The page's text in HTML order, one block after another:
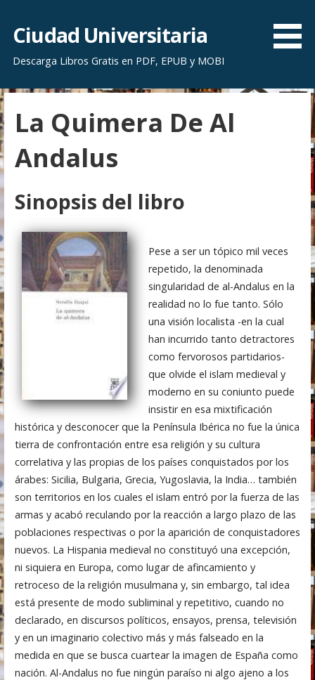
r
a
l
c
o
n
e
n
i
d
o
Ciudad Universitaria
Descarga Libros Gratis en PDF, EPUB y MOBI
La Quimera De Al
Andalus
Sinopsis del libro
Pese a ser un tópico mil veces
repetido, la denominada
singularidad de al-Andalus en la
realidad no lo fue tanto. Sólo
una visión localista -en la cual
han incurrido tanto detractores
como fervorosos partidarios-
que olvide el islam medieval y
moderno en su coniunto puede
insistir en esa mixtificación
histórica y desconocer que la Península Ibérica no fue la única
tierra de confrontación entre esa religión y su cultura
correlativa y las propias de los países conquistados por los
árabes: Sicilia, Bulgaria, Grecia, Yugoslavia, la India… también
son territorios en los cuales el islam entró por la fuerza de las
armas y acabó reculando por la reacción a largo plazo de las
poblaciones respectivas o por la aparición de conquistadores
nuevos. La Hispania medieval no constituyó una excepción,
ni siquiera en Europa, como lugar de afincamiento y
retroceso de la religión musulmana y, sin embargo, tal idea
está presente de modo subliminal y repetitivo, cuando no
declarado, en discursos políticos, ensayos, prensa, televisión
y en un imaginario colectivo más y más falseado en la
medida en que se busca cuartear la imagen de España como
nación. Al-Andalus no fue ningún paraíso ni algo ajeno a los